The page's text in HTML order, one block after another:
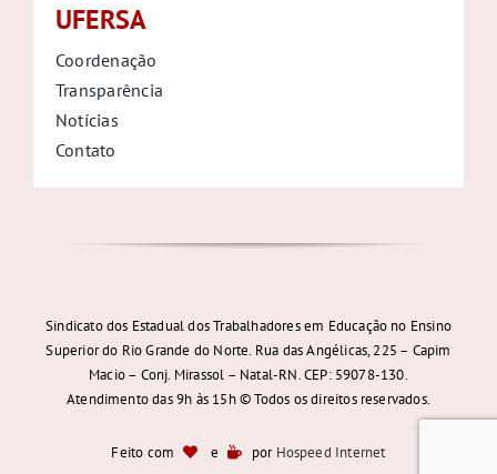
UFERSA
Coordenação
Transparência
Notícias
Contato
Sindicato dos Estadual dos Trabalhadores em Educação no Ensino
Superior do Rio Grande do Norte. Rua das Angélicas, 225 – Capim
Macio – Conj. Mirassol – Natal-RN. CEP: 59078-130.
Atendimento das 9h às 15h © Todos os direitos reservados.
Feito com e por Hospeed Internet